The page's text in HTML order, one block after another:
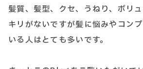
髪質、髪型、クセ、うねり、ボリ
キリがないですが髪に悩みやコン
いる人はとても多いです。